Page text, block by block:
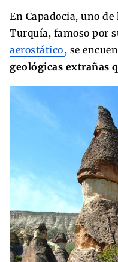
En Capadocia, uno
Turquía, famoso por
aerostático , se
geológicas extrañas